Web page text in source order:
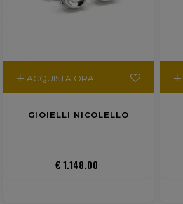
ACQUISTA ORA
GIOIELLI NICOLELLO
€ 1.148,00